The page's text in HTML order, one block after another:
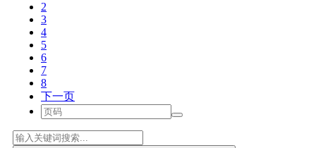
2
3
4
5
6
7
8
下一页